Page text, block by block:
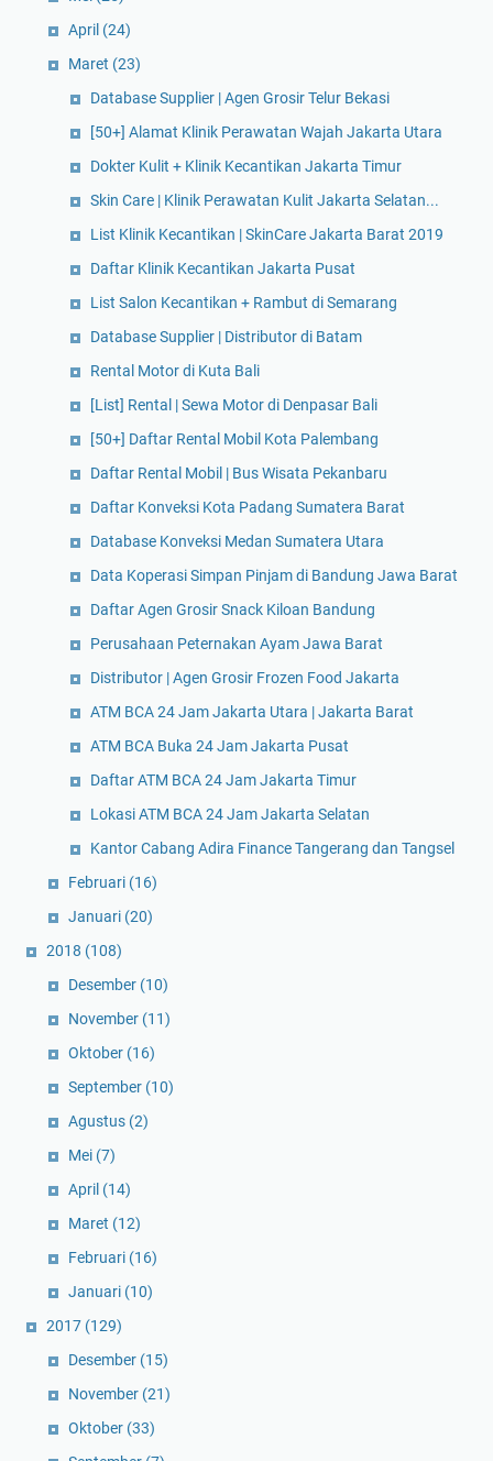
April (24)
Maret (23)
Database Supplier | Agen Grosir Telur Bekasi
[50+] Alamat Klinik Perawatan Wajah Jakarta Utara
Dokter Kulit + Klinik Kecantikan Jakarta Timur
Skin Care | Klinik Perawatan Kulit Jakarta Selatan...
List Klinik Kecantikan | SkinCare Jakarta Barat 2019
Daftar Klinik Kecantikan Jakarta Pusat
List Salon Kecantikan + Rambut di Semarang
Database Supplier | Distributor di Batam
Rental Motor di Kuta Bali
[List] Rental | Sewa Motor di Denpasar Bali
[50+] Daftar Rental Mobil Kota Palembang
Daftar Rental Mobil | Bus Wisata Pekanbaru
Daftar Konveksi Kota Padang Sumatera Barat
Database Konveksi Medan Sumatera Utara
Data Koperasi Simpan Pinjam di Bandung Jawa Barat
Daftar Agen Grosir Snack Kiloan Bandung
Perusahaan Peternakan Ayam Jawa Barat
Distributor | Agen Grosir Frozen Food Jakarta
ATM BCA 24 Jam Jakarta Utara | Jakarta Barat
ATM BCA Buka 24 Jam Jakarta Pusat
Daftar ATM BCA 24 Jam Jakarta Timur
Lokasi ATM BCA 24 Jam Jakarta Selatan
Kantor Cabang Adira Finance Tangerang dan Tangsel
Februari (16)
Januari (20)
2018 (108)
Desember (10)
November (11)
Oktober (16)
September (10)
Agustus (2)
Mei (7)
April (14)
Maret (12)
Februari (16)
Januari (10)
2017 (129)
Desember (15)
November (21)
Oktober (33)